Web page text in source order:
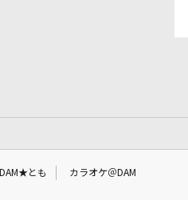
DAM★とも カラオケ＠DAM